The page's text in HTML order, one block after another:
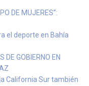
DE MUJERES”:
el deporte en Bahía
DE GOBIERNO EN
California Sur también